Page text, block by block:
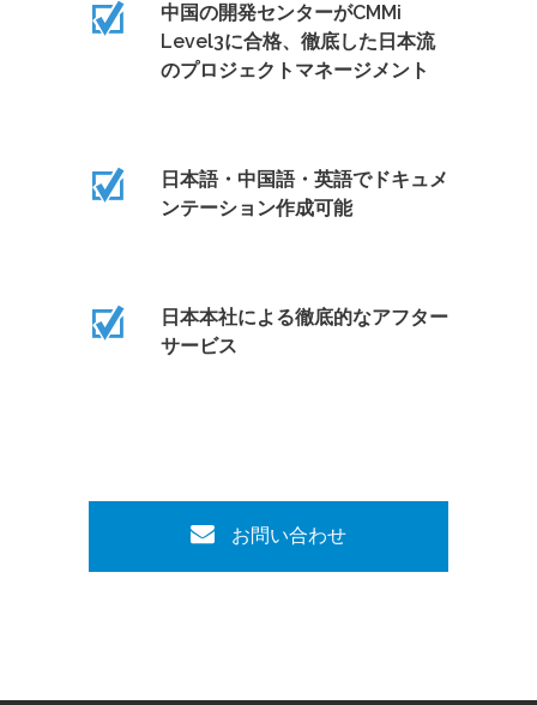
中国の開発センターがCMMi
Level3に合格、徹底した日本流
のプロジェクトマネージメント
日本語・中国語・英語でドキュメ
ンテーション作成可能
日本本社による徹底的なアフター
サービス
お問い合わせ